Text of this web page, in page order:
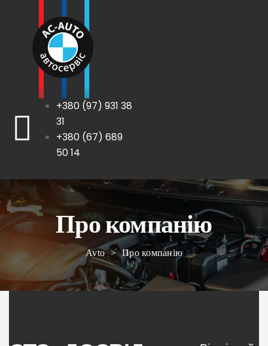
+380 (97) 931 38
31
+380 (67) 689
50 14
Про компанію
Avto > Про компанію